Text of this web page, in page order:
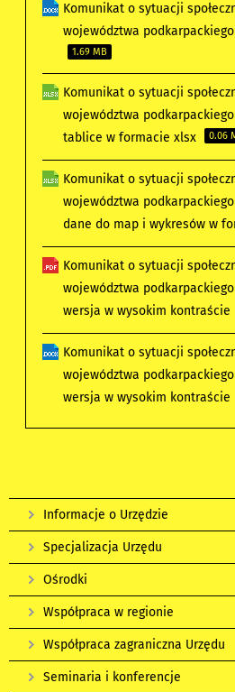
Komunikat o sytuacji
województwa
1.69 MB
Komunikat o sytuacji
województwa
tablice w formacie xlsx
0.06
Komunikat o sytuacji
województwa
dane do map i wykresów w
Komunikat o sytuacji
województwa
wersja w wysokim kontraście
Komunikat o sytuacji
województwa
wersja w wysokim kontraście
Informacje o Urzędzie
Specjalizacja Urzędu
Ośrodki
Współpraca w regionie
Współpraca zagraniczna Urzędu
Seminaria i konferencje